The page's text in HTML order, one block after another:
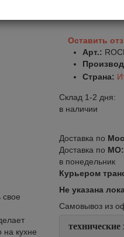
свое
на кухне
Оставить
Арт.:
Страна:
Склад 1-2 дня:
в наличии
Доставка по
Доставка по МО:
в понедельник
Курьером
Не указана
Самовывоз из